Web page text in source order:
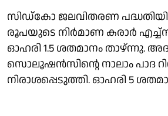
സിഡ്‌കോ ജലവിതരണ
രൂപയുടെ നിർമാണ കരാർ
ഓഹരി 1.5 ശതമാനം താഴ്ന്നു.
സൊലൂഷൻസിൻ്റെ നാലാം പാദ
നിരാശപ്പെടുത്തി. ഓഹരി 5